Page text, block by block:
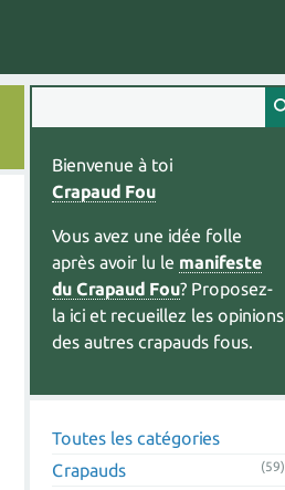
Bienvenue à toi
Crapaud Fou
Vous avez une idée folle
après avoir lu le manifeste
du Crapaud Fou? Proposez-
la ici et recueillez les opinions
des autres crapauds fous.
Toutes les catégories
Crapauds
(59)